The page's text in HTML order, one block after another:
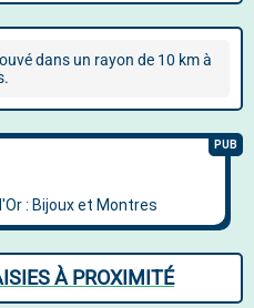
dans un rayon de 10 km à
À PROXIMITÉ